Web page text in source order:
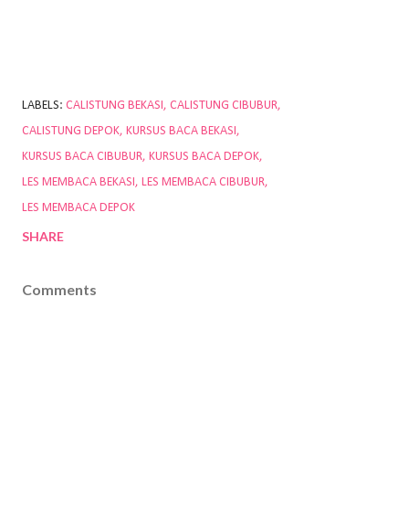
LABELS: CALISTUNG BEKASI
CALISTUNG CIBUBUR
CALISTUNG DEPOK KURSUS BACA BEKASI
KURSUS BACA CIBUBUR KURSUS BACA DEPOK
LES MEMBACA BEKASI
LES MEMBACA CIBUBUR
LES MEMBACA DEPOK
SHARE
Comments